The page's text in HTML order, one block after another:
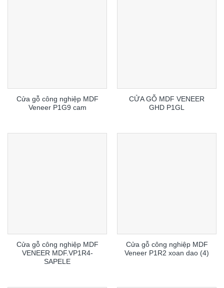
Cửa gỗ công nghiệp MDF
Veneer P1G9 cam
CỬA GỖ MDF VENEER
GHD P1GL
Cửa gỗ công nghiệp MDF
VENEER MDF.VP1R4-
SAPELE
Cửa gỗ công nghiệp MDF
Veneer P1R2 xoan dao (4)